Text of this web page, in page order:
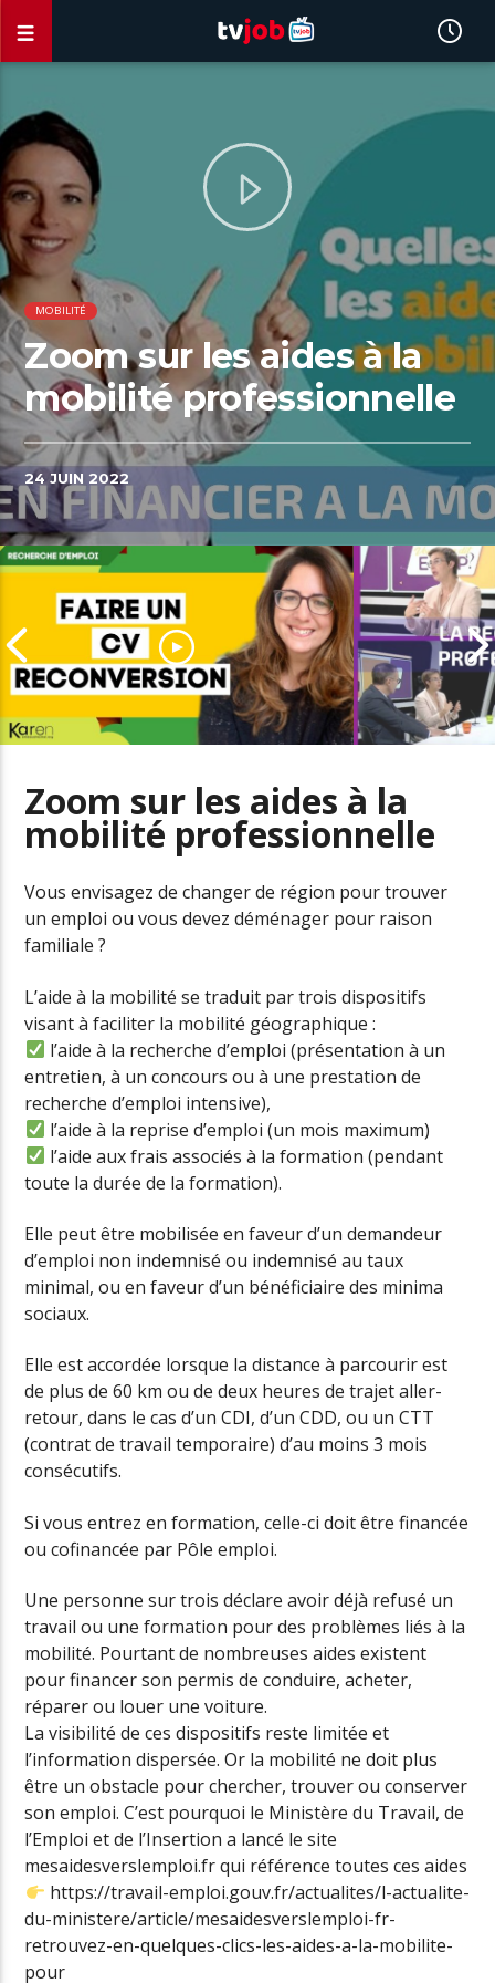
MOBILITÉ
Zoom sur les aides à la
mobilité professionnelle
24 JUIN 2022
Comment adapter son CV pour
Zoom sur les aides à la
mobilité professionnelle
Vous envisagez de changer de région pour trouver
un emploi ou vous devez déménager pour raison
familiale ?
L’aide à la mobilité se traduit par trois dispositifs
visant à faciliter la mobilité géographique :
l’aide à la recherche d’emploi (présentation à un
entretien, à un concours ou à une prestation de
recherche d’emploi intensive),
l’aide à la reprise d’emploi (un mois maximum)
l’aide aux frais associés à la formation (pendant
toute la durée de la formation).
Elle peut être mobilisée en faveur d’un demandeur
d’emploi non indemnisé ou indemnisé au taux
minimal, ou en faveur d’un bénéficiaire des minima
sociaux.
Elle est accordée lorsque la distance à parcourir est
de plus de 60 km ou de deux heures de trajet aller-
retour, dans le cas d’un CDI, d’un CDD, ou un CTT
(contrat de travail temporaire) d’au moins 3 mois
consécutifs.
Si vous entrez en formation, celle-ci doit être financée
ou cofinancée par Pôle emploi.
Une personne sur trois déclare avoir déjà refusé un
travail ou une formation pour des problèmes liés à la
mobilité. Pourtant de nombreuses aides existent
pour financer son permis de conduire, acheter,
réparer ou louer une voiture.
La visibilité de ces dispositifs reste limitée et
l’information dispersée. Or la mobilité ne doit plus
être un obstacle pour chercher, trouver ou conserver
son emploi. C’est pourquoi le Ministère du Travail, de
l’Emploi et de l’Insertion a lancé le site
mesaidesverslemploi.fr qui référence toutes ces aides
https://travail-emploi.gouv.fr/actualites/l-actualite-
du-ministere/article/mesaidesverslemploi-fr-
retrouvez-en-quelques-clics-les-aides-a-la-mobilite-
pour